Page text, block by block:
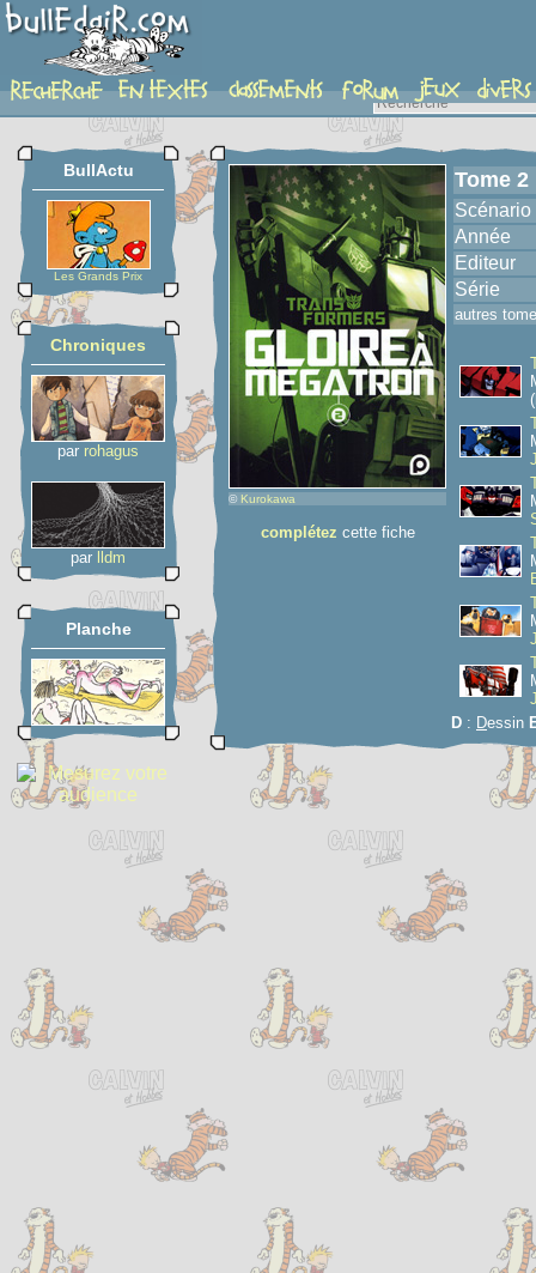
album
BullActu
Les Grands Prix
Chroniques
par rohagus
par lldm
Planche
© Kurokawa
complétez cette fiche
Tome 2
Scénario
Année
Editeur
Série
autres
(
D : Dessin